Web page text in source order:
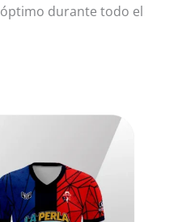
durante todo el